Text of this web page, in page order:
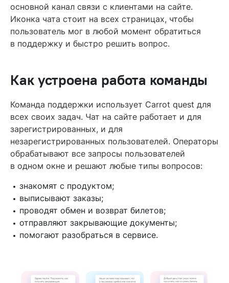
основной канал связи с клиентами на сайте.
Иконка чата стоит на всех страницах, чтобы
пользователь мог в любой момент обратиться
в поддержку и быстро решить вопрос.
Как устроена работа команды
Команда поддержки использует Carrot quest для
всех своих задач. Чат на сайте работает и для
зарегистрированных, и для
незарегистрированных пользователей. Операторы
обрабатывают все запросы пользователей
в одном окне и решают любые типы вопросов:
знакомят с продуктом;
выписывают заказы;
проводят обмен и возврат билетов;
отправляют закрывающие документы;
помогают разобраться в сервисе.